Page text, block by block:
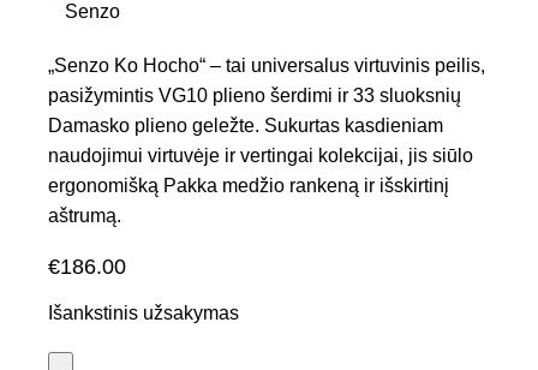
„Senzo Ko Hocho“ – tai universalus virtuvinis peilis,
pasižymintis VG10 plieno šerdimi ir 33 sluoksnių
Damasko plieno geležte. Sukurtas kasdieniam
naudojimui virtuvėje ir vertingai kolekcijai, jis siūlo
ergonomišką Pakka medžio rankeną ir išskirtinį
aštrumą.
€186.00
Išankstinis užsakymas